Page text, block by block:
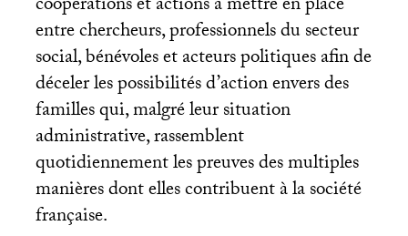
coopérations et actions à mettre en place
entre chercheurs, professionnels du secteur
social, bénévoles et acteurs politiques afin de
déceler les possibilités d’action envers des
familles qui, malgré leur situation
administrative, rassemblent
quotidiennement les preuves des multiples
manières dont elles contribuent à la société
française.